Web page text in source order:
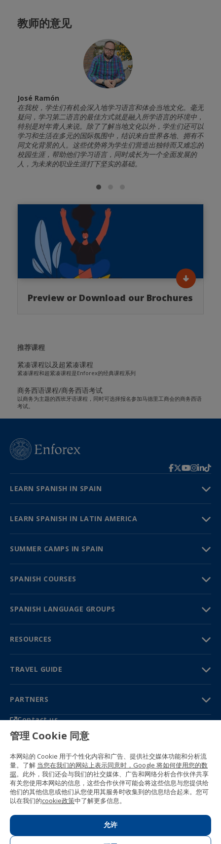
教师的意见
José Ramón
在我校，学生们有机会深入地学习语言和体会当地文化。毫无
疑问，学习第二语言的最佳方式就是融入所学语言的环境中，
特别是对年青人来说。除了了解当地文化以外，学生们还可以
学习和生活在多元的国际氛围中，结识来自世界各地、拥有不
同文化背景的人。这些优势将为学生们营造出独特而又难忘的
校园生涯，帮助他们学习语言，同时成长为一个全面发展的
人，为未来的职业生涯打下坚实的基础。
Preview or Download our Brochures
推荐课程
紧凑课程以及超紧凑课程
紧凑课程和超紧凑课程是Enforex的经典课程系列
商务西语课程/商务西语考试
以商务为主题的西班牙语课程，同时可选择报名参加马德里工商会的商务西语
考试。
LEARN SPANISH IN SPAIN
LEARN SPANISH IN LATIN AMERICA
SUMMER CAMPS IN SPAIN
SPANISH COURSES
SPANISH LANGUAGE GROUPS
RESOURCES
TRAVEL GUIDE
PARTNERS
Contact us
Prices & brochures
(+34) 91 594 37 76
28002 Madrid, Spain
Sitemap
General conditions
Privacy policy
Cookie policy
© 1989 -2026 Ideal Education Group S.L.
(CIF B-79946729) All rights reserved.
Legal notice
管理 Cookie 同意
本网站的 Cookie 用于个性化内容和广告、提供社交媒体功能和分析流
量。了解 当您在我们的网站上表示同意时，Google 将如何使用您的数
据。此外，我们还会与我们的社交媒体、广告和网络分析合作伙伴共享
有关您使用本网站的信息，这些合作伙伴可能会将这些信息与您提供给
他们的其他信息或他们从您使用其服务时收集到的信息结合起来。您可
以在我们的cookie政策中了解更多信息。
允许